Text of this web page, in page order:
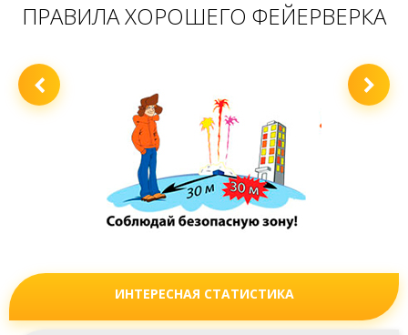
ПРАВИЛА ХОРОШЕГО ФЕЙЕРВЕРКА
ИНТЕРЕСНАЯ СТАТИСТИКА